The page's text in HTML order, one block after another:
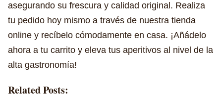
asegurando su frescura y calidad original. Realiza
tu pedido hoy mismo a través de nuestra tienda
online y recíbelo cómodamente en casa. ¡Añádelo
ahora a tu carrito y eleva tus aperitivos al nivel de la
alta gastronomía!
Related Posts: